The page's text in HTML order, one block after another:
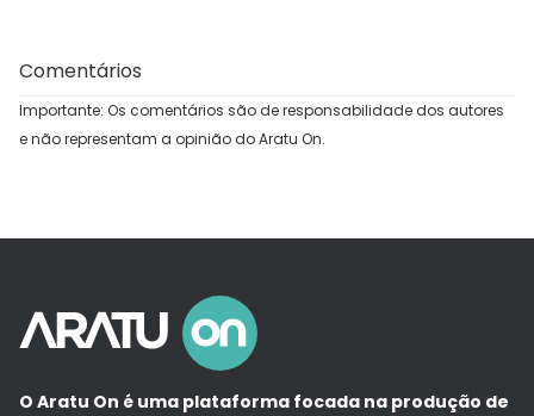
Comentários
Importante: Os comentários são de responsabilidade dos autores
e não representam a opinião do Aratu On.
O Aratu On é uma plataforma focada na produção de